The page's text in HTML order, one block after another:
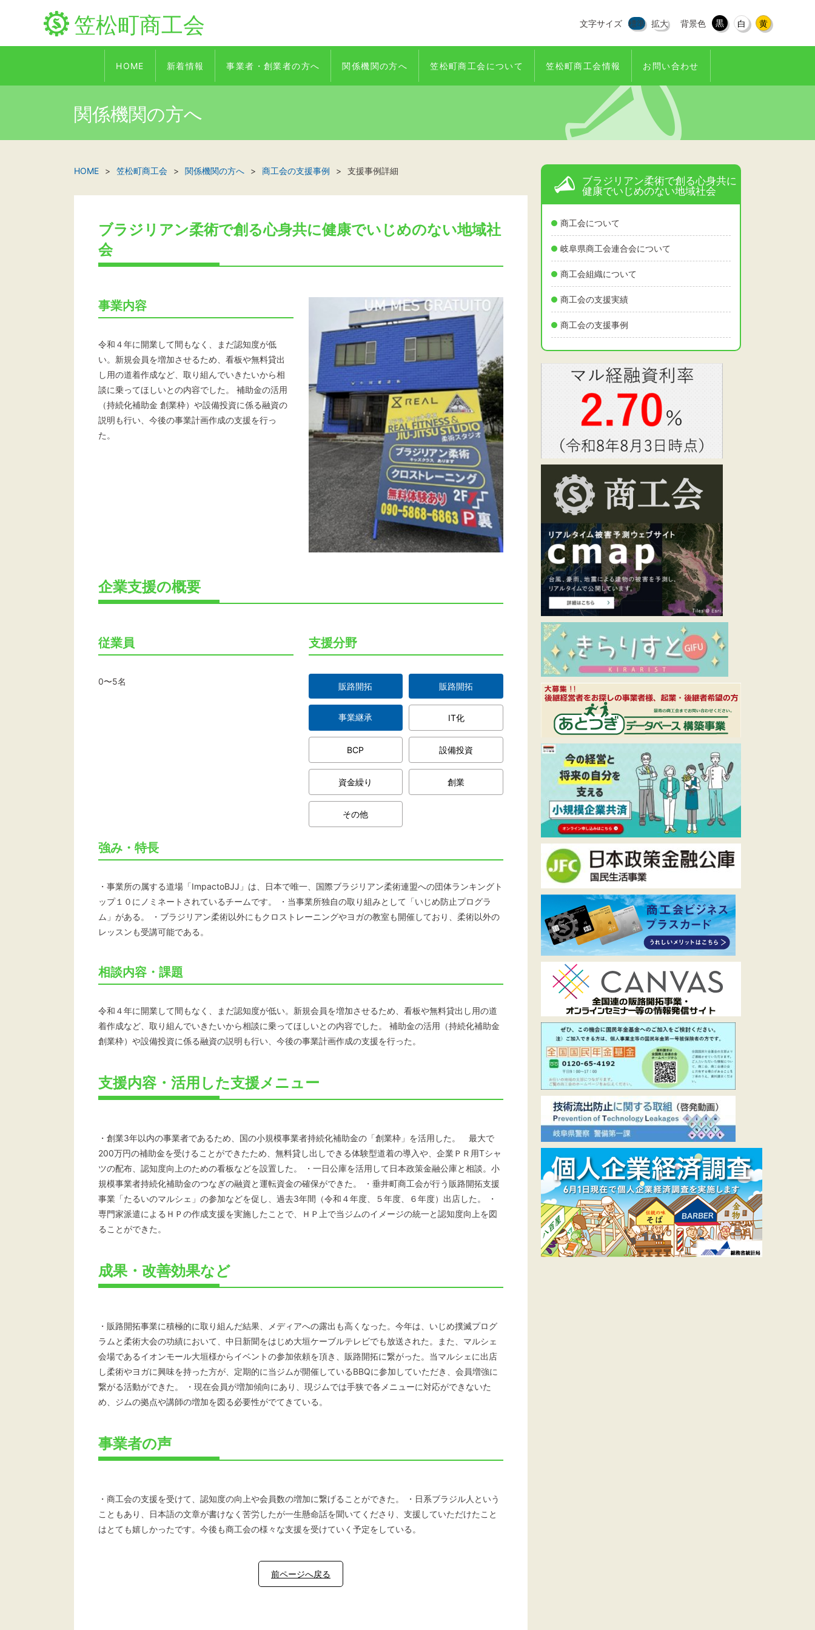
笠松町商工会 文字サイズ 標準 拡大 背景色 黒 白 黄
HOME 新着情報 事業者・創業者の方へ 関係機関の方へ 笠松町商工会について 笠松町商工会情報 お問い合わせ
関係機関の方へ
ブラジリアン柔術で創る心身共に
健康でいじめのない地域社会
商工会について
岐阜県商工会連合会について
商工会組織について
商工会の支援実績
商工会の支援事例
HOME 笠松町商工会 関係機関の方へ 商工会の支援事例 支援事例詳細
ブラジリアン柔術で創る心身共に健康でいじめのない地域社
会
事業内容
令和４年に開業して間もなく、まだ認知度が低
い。新規会員を増加させるため、看板や無料貸出
し用の道着作成など、取り組んでいきたいから相
談に乗ってほしいとの内容でした。 補助金の活用
（持続化補助金 創業枠）や設備投資に係る融資の
説明も行い、今後の事業計画作成の支援を行っ
た。
企業支援の概要
従業員
0〜5名
支援分野
販路開拓 販路開拓
事業継承 IT化
BCP 設備投資
資金繰り 創業
その他
強み・特長
・事業所の属する道場「ImpactoBJJ」は、日本で唯一、国際ブラジリアン柔術連盟への団体ランキングト
ップ１０にノミネートされているチームです。 ・当事業所独自の取り組みとして「いじめ防止プログラ
ム」がある。 ・ブラジリアン柔術以外にもクロストレーニングやヨガの教室も開催しており、柔術以外の
レッスンも受講可能である。
相談内容・課題
令和４年に開業して間もなく、まだ認知度が低い。新規会員を増加させるため、看板や無料貸出し用の道
着作成など、取り組んでいきたいから相談に乗ってほしいとの内容でした。 補助金の活用（持続化補助金
創業枠）や設備投資に係る融資の説明も行い、今後の事業計画作成の支援を行った。
支援内容・活用した支援メニュー
・創業3年以内の事業者であるため、国の小規模事業者持続化補助金の「創業枠」を活用した。 最大で
200万円の補助金を受けることができたため、無料貸し出しできる体験型道着の導入や、企業ＰＲ用Tシャ
ツの配布、認知度向上のための看板などを設置した。 ・一日公庫を活用して日本政策金融公庫と相談。小
規模事業者持続化補助金のつなぎの融資と運転資金の確保ができた。 ・垂井町商工会が行う販路開拓支援
事業「たるいのマルシェ」の参加などを促し、過去3年間（令和４年度、５年度、６年度）出店した。 ・
専門家派遣によるＨＰの作成支援を実施したことで、ＨＰ上で当ジムのイメージの統一と認知度向上を図
ることができた。
成果・改善効果など
・販路開拓事業に積極的に取り組んだ結果、メディアへの露出も高くなった。今年は、いじめ撲滅プログ
ラムと柔術大会の功績において、中日新聞をはじめ大垣ケーブルテレビでも放送された。また、マルシェ
会場であるイオンモール大垣様からイベントの参加依頼を頂き、販路開拓に繋がった。当マルシェに出店
し柔術やヨガに興味を持った方が、定期的に当ジムが開催しているBBQに参加していただき、会員増強に
繋がる活動ができた。 ・現在会員が増加傾向にあり、現ジムでは手狭で各メニューに対応ができないた
め、ジムの拠点や講師の増加を図る必要性がでてきている。
事業者の声
・商工会の支援を受けて、認知度の向上や会員数の増加に繋げることができた。 ・日系ブラジル人という
こともあり、日本語の文章が書けなく苦労したが一生懸命話を聞いてくださり、支援していただけたこと
はとても嬉しかったです。今後も商工会の様々な支援を受けていく予定をしている。
前ページへ戻る